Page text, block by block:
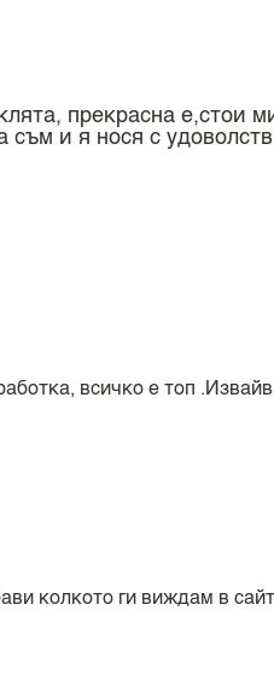
прекрасна е,стои
съм и я нося с
всичко е топ
колкото ги виждам в